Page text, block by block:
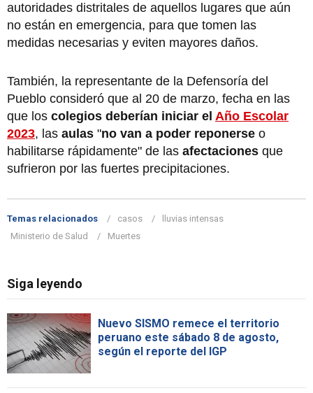
autoridades distritales de aquellos lugares que aún
no están en emergencia, para que tomen las
medidas necesarias y eviten mayores daños.
También, la representante de la Defensoría del
Pueblo consideró que al 20 de marzo, fecha en las
que los colegios deberían iniciar el Año Escolar
2023, las aulas "no van a poder reponerse o
habilitarse rápidamente" de las afectaciones que
sufrieron por las fuertes precipitaciones.
Temas relacionados casos
lluvias intensas
Ministerio de Salud
Muertes
Siga leyendo
Nuevo SISMO remece el territorio
peruano este sábado 8 de agosto,
según el reporte del IGP